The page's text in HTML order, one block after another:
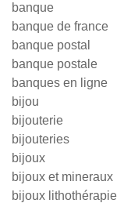
banque
banque de france
banque postal
banque postale
banques en ligne
bijou
bijouterie
bijouteries
bijoux
bijoux et mineraux
bijoux lithothérapie